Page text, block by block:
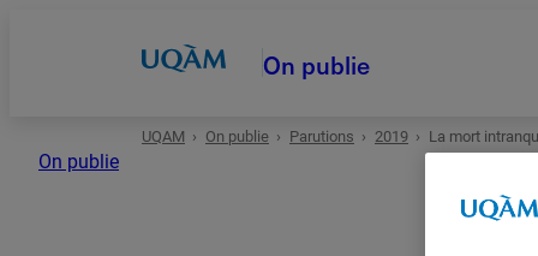
Accueil
On publie
UQAM On publie Parutions 2019 La mort
On publie